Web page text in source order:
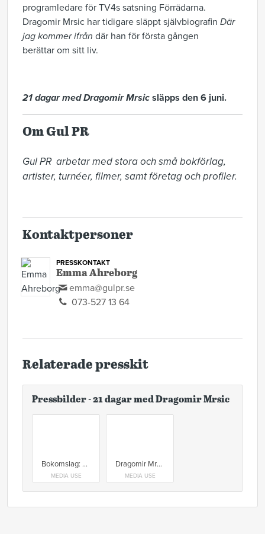
programledare för TV4s satsning Förrädarna.
Dragomir Mrsic har tidigare släppt självbiografin Där
jag kommer ifrån där han för första gången
berättar om sitt liv.
21 dagar med Dragomir Mrsic släpps den 6 juni.
Om Gul PR
Gul PR  arbetar med stora och små bokförlag,
artister, turnéer, filmer, samt företag och profiler.
Kontaktpersoner
PRESSKONTAKT
Emma Ahreborg
emma@gulpr.se
073-527 13 64
Relaterade presskit
Pressbilder - 21 dagar med Dragomir Mrsic
Bokomslag: 21 dagar med Dragomir Mrsic
MEDIA USE
Dragomir Mrsic
MEDIA USE